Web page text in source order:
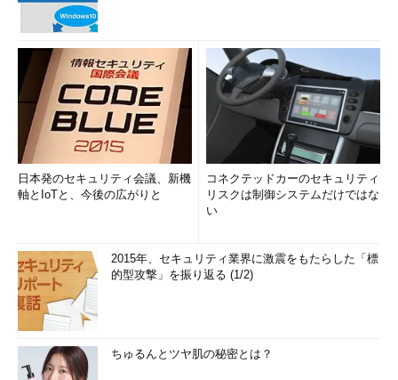
日本発のセキュリティ会議、新機
軸とIoTと、今後の広がりと
コネクテッドカーのセキュリティ
リスクは制御システムだけではな
い
2015年、セキュリティ業界に激震をもたらした「標
的型攻撃」を振り返る (1/2)
ちゅるんとツヤ肌の秘密とは？